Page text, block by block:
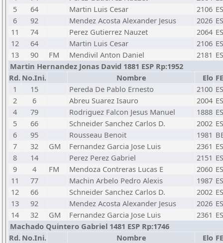
5
64 Martin Luis Cesar 2106
6
92 Mendez Acosta Alexander Jesus 2026
11
74 Perez Gutierrez Nauzet 2064
12
64 Martin Luis Cesar 2106
13
90 FM Mendivil Anton Daniel 2181
Martin Hernandez Jonas David 1881 ESP Rp:1952
Rd. No.Ini. Nombre Elo
1
15 Pereda De Pablo Ernesto 2100
2
6 Abreu Suarez Isauro 2004
4
79 Rodriguez Falcon Jesus Manuel 1888
5
66 Schneider Sanchez Carlos D. 2002
6
95 Rousseau Benoit 1981
7
32 GM Fernandez Garcia Jose Luis 2361
8
14 Perez Perez Gabriel 2151
9
4 FM Mendoza Contreras Lucas E 2060
11
77 Machin Arbelo Pedro Alexis 1987
12
66 Schneider Sanchez Carlos D. 2002
13
92 Mendez Acosta Alexander Jesus 2026
14
32 GM Fernandez Garcia Jose Luis 2361
Machado Quintero Gabriel 1481 ESP Rp:1746
Rd. No.Ini. Nombre Elo